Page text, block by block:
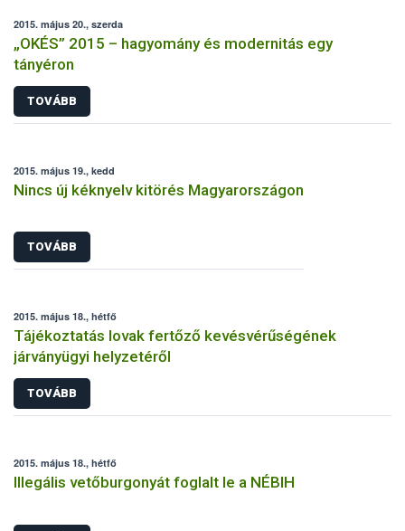
2015. május 20., szerda
„OKÉS” 2015 – hagyomány és modernitás egy
tányéron
TOVÁBB
2015. május 19., kedd
Nincs új kéknyelv kitörés Magyarországon
TOVÁBB
2015. május 18., hétfő
Tájékoztatás lovak fertőző kevésvérűségének
járványügyi helyzetéről
TOVÁBB
2015. május 18., hétfő
Illegális vetőburgonyát foglalt le a NÉBIH